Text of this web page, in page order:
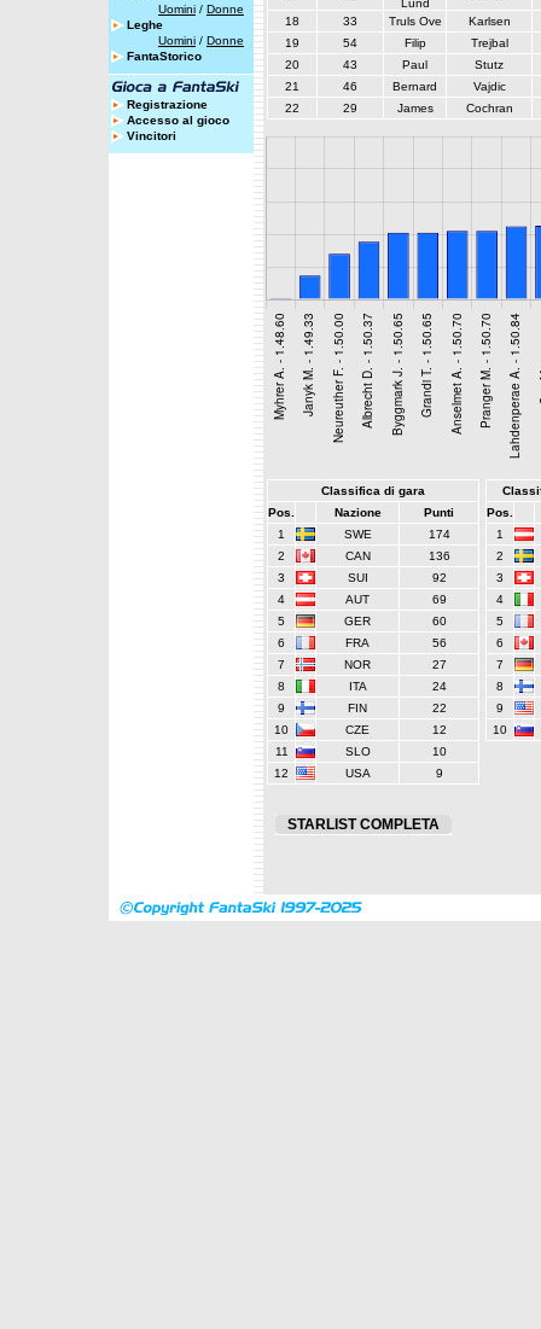
Uomini / Donne
Leghe
Uomini / Donne
FantaStorico
Registrazione
Accesso al gioco
Vincitori
Lund
18
33 Truls Ove
Karlsen
19
54 Filip
Trejbal
20
43 Paul
Stutz
21
46 Bernard
Vajdic
22
29 James Cochran
Classifica di gara
Pos.
Nazione
Punti
1
SWE
174
2
CAN
136
3
SUI
92
4
AUT
69
5
GER
60
6
FRA
56
7
NOR
27
8
ITA
24
9
FIN
22
10
CZE
12
11
SLO
10
12
USA 9
Pos.
1
2
3
4
5
6
7
8
9
10
STARLIST COMPLETA